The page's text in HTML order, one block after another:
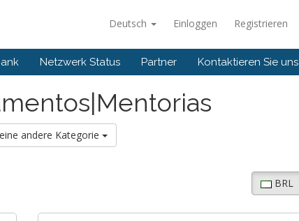
Deutsch Einloggen Registrieren
Netzwerk Status Partner Kontaktieren Sie uns
andere Kategorie
BRL